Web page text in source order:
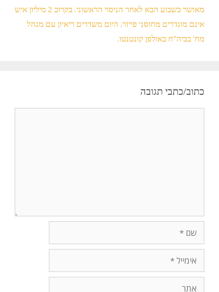
מאושר בשבוע הבא לאחר הניסוי הראשוני. בקרוב 2 מיליון איש
אינם מוגדרים מחוסני פייזר. היום משדרים ריאיון עם מנהל
מח' בביה"ח באולפן קונטנטו.
כתוב/כתבי תגובה